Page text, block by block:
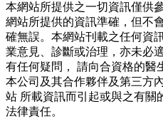
本網站所提供之一切資訊僅供
網站所提供的資訊準確，但不
確無誤。本網站刊載之任何資
業意見、診斷或治理，亦未必
有任何疑問， 請向合資格的醫
本公司及其合作夥伴及第三方
站 所載資訊而引起或與之有關
法律責任。